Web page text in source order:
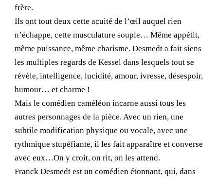
frère.
Ils ont tout deux cette acuité de l’œil auquel rien
n’échappe, cette musculature souple… Même appétit,
même puissance, même charisme. Desmedt a fait siens
les multiples regards de Kessel dans lesquels tout se
révèle, intelligence, lucidité, amour, ivresse, désespoir,
humour… et charme !
Mais le comédien caméléon incarne aussi tous les
autres personnages de la pièce. Avec un rien, une
subtile modification physique ou vocale, avec une
rythmique stupéfiante, il les fait apparaître et converse
avec eux…On y croit, on rit, on les attend.
Franck Desmedt est un comédien étonnant, qui, dans